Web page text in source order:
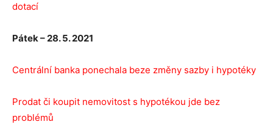
dotací
Pátek – 28. 5. 2021
Centrální banka ponechala beze změny sazby i hypotéky
Prodat či koupit nemovitost s hypotékou jde bez
problémů